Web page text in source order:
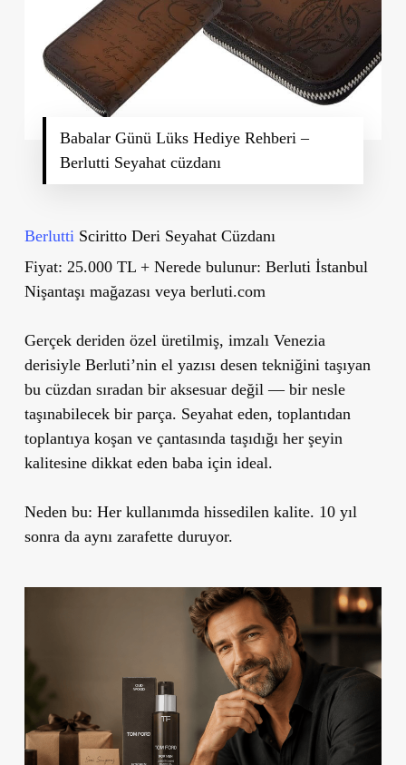
Babalar Günü Lüks Hediye Rehberi –
Berlutti Seyahat cüzdanı
Berlutti Sciritto Deri Seyahat Cüzdanı
Fiyat: 25.000 TL + Nerede bulunur: Berluti İstanbul
Nişantaşı mağazası veya berluti.com
Gerçek deriden özel üretilmiş, imzalı Venezia
derisiyle Berluti’nin el yazısı desen tekniğini taşıyan
bu cüzdan sıradan bir aksesuar değil — bir nesle
taşınabilecek bir parça. Seyahat eden, toplantıdan
toplantıya koşan ve çantasında taşıdığı her şeyin
kalitesine dikkat eden baba için ideal.
Neden bu: Her kullanımda hissedilen kalite. 10 yıl
sonra da aynı zarafette duruyor.